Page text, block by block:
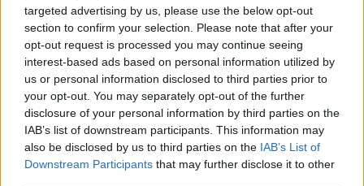
targeted advertising by us, please use the below opt-out
section to confirm your selection. Please note that after your
opt-out request is processed you may continue seeing
interest-based ads based on personal information utilized by
us or personal information disclosed to third parties prior to
your opt-out. You may separately opt-out of the further
disclosure of your personal information by third parties on the
IAB’s list of downstream participants. This information may
also be disclosed by us to third parties on the IAB’s List of
Downstream Participants that may further disclose it to other
Με τέσσερις σπουδαίους δίσκους στο ενεργητικό του
(Like a Great River και Translator’s Notes στην
Εnja Records και Here Be Dragons και Isabela
στην ECM) ο Oded Tzúr μας φέρνει τη σπουδαία
και απολαυστική μουσική του, μη διστάζοντας να
εντάξει σ’ αυτήν και σύγχρονα στάνταρντς, όπως το